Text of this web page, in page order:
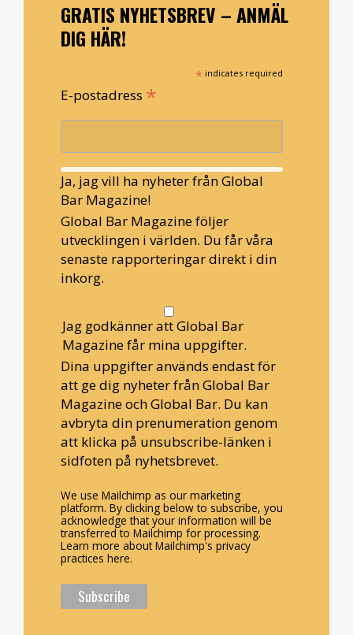
GRATIS NYHETSBREV – ANMÄL
DIG HÄR!
* indicates required
E-postadress *
Ja, jag vill ha nyheter från Global
Bar Magazine!
Global Bar Magazine följer
utvecklingen i världen. Du får våra
senaste rapporteringar direkt i din
inkorg.
Jag godkänner att Global Bar
Magazine får mina uppgifter.
Dina uppgifter används endast för
att ge dig nyheter från Global Bar
Magazine och Global Bar. Du kan
avbryta din prenumeration genom
att klicka på unsubscribe-länken i
sidfoten på nyhetsbrevet.
We use Mailchimp as our marketing
platform. By clicking below to subscribe, you
acknowledge that your information will be
transferred to Mailchimp for processing.
Learn more about Mailchimp's privacy
practices here.